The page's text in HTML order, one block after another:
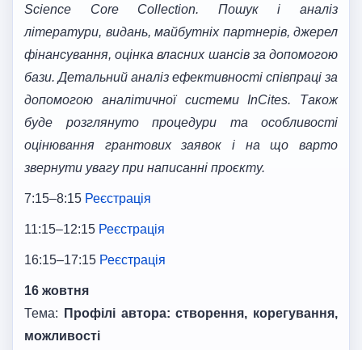
Science
Core Collection. Пошук і аналіз
літератури, видань, майбутніх партнерів, джерел
фінансування, оцінка власних шансів за допомогою
бази. Детальний аналіз ефективності співпраці за
допомогою аналітичної системи InCites. Також
буде розглянуто процедури та особливості
оцінювання грантових заявок і на що варто
звернути увагу при написанні проєкту.
7:15–8:15 Реєстрація
11:15–12:15 Реєстрація
16:15–17:15 Реєстрація
16 жовтня
Тема:
Профілі автора: створення, корегування,
можливості